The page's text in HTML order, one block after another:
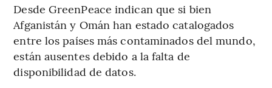
Desde GreenPeace indican que si bien
Afganistán y Omán han estado catalogados
entre los países más contaminados del mundo,
están ausentes debido a la falta de
disponibilidad de datos.